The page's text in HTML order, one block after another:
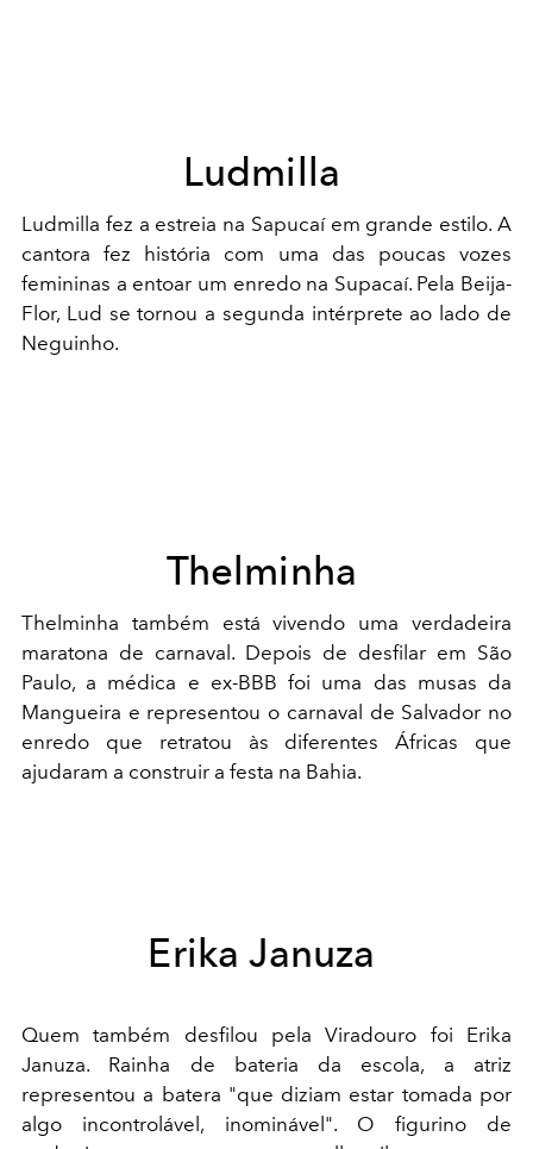
Ludmilla
Ludmilla fez a estreia na Sapucaí em grande estilo. A
cantora fez história com uma das poucas vozes
femininas a entoar um enredo na Supacaí. Pela Beija-
Flor, Lud se tornou a segunda intérprete ao lado de
Neguinho.
Thelminha
Thelminha também está vivendo uma verdadeira
maratona de carnaval. Depois de desfilar em São
Paulo, a médica e ex-BBB foi uma das musas da
Mangueira e representou o carnaval de Salvador no
enredo que retratou às diferentes Áfricas que
ajudaram a construir a festa na Bahia.
Erika Januza
Quem também desfilou pela Viradouro foi Erika
Januza. Rainha de bateria da escola, a atriz
representou a batera "que diziam estar tomada por
algo incontrolável, inominável". O figurino de